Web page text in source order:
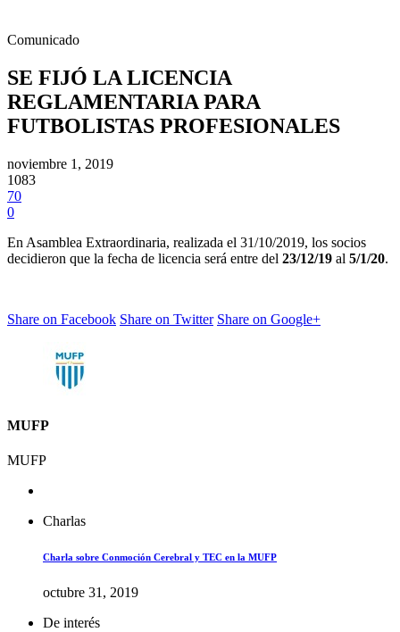
Comunicado
SE FIJÓ LA LICENCIA
REGLAMENTARIA PARA
FUTBOLISTAS PROFESIONALES
noviembre 1, 2019
1083
70
0
En Asamblea Extraordinaria, realizada el 31/10/2019, los socios
decidieron que la fecha de licencia será entre del 23/12/19 al 5/1/20.
Share on Facebook Share on Twitter Share on Google+
MUFP
MUFP
Charlas
Charla sobre Conmoción Cerebral y TEC en la MUFP
octubre 31, 2019
De interés